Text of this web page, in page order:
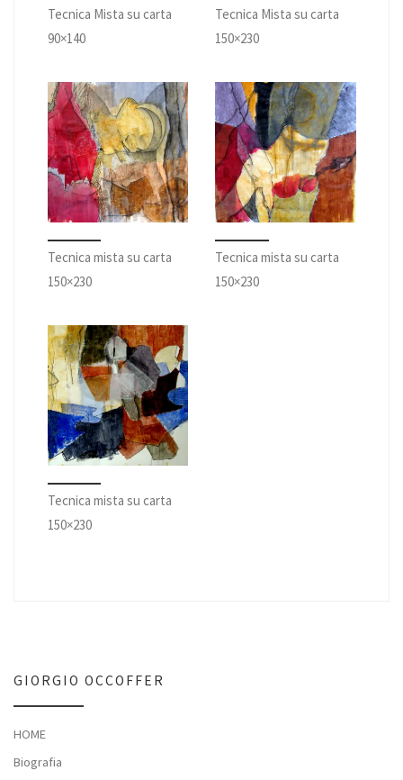
Tecnica Mista su carta
90×140
Tecnica Mista su carta
150×230
Tecnica mista su carta
150×230
Tecnica mista su carta
150×230
Tecnica mista su carta
150×230
GIORGIO OCCOFFER
HOME
Biografia